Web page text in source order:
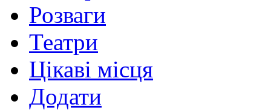
Розваги
Театри
Цікаві місця
Додати